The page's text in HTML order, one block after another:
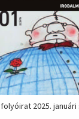
2025.